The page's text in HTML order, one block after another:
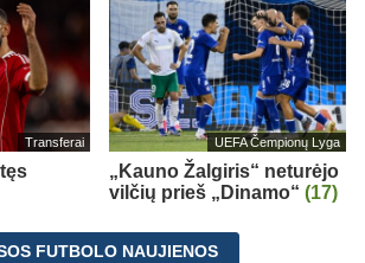
Transferai UEFA Čempionų Lyga
„Kauno Žalgiris“ neturėjo
vilčių prieš „Dinamo“ (17)
FUTBOLO NAUJIENOS